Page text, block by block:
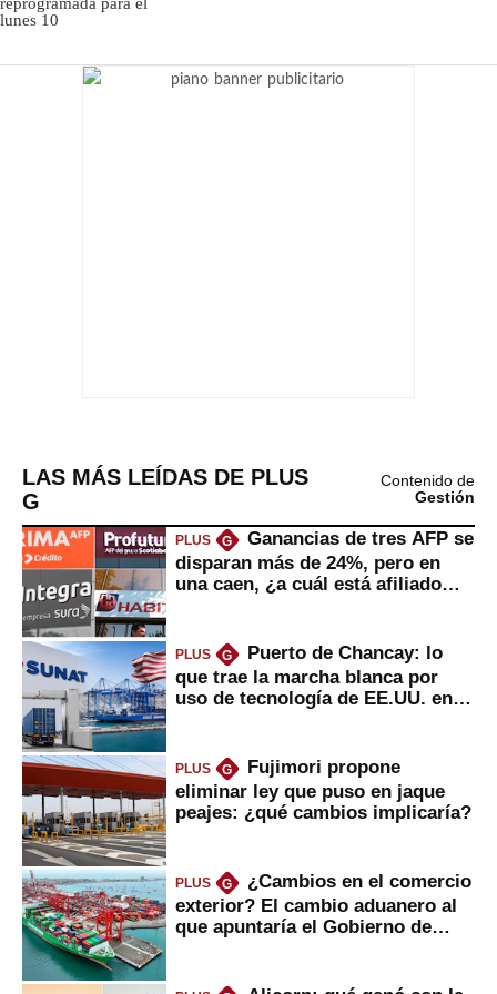
LAS MÁS LEÍDAS DE PLUS
G
Contenido de
Gestión
PLUS G
Ganancias de tres AFP se
disparan más de 24%, pero en
una caen, ¿a cuál está afiliado
PLUS G
Puerto de Chancay: lo
que trae la marcha blanca por
uso de tecnología de EE.UU. en
PLUS G
Fujimori propone
eliminar ley que puso en jaque
peajes: ¿qué cambios implicaría?
PLUS G
¿Cambios en el comercio
exterior? El cambio aduanero al
que apuntaría el Gobierno de